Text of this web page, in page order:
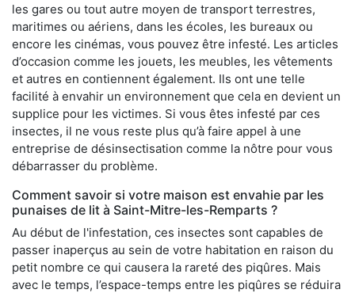
les gares ou tout autre moyen de transport terrestres,
maritimes ou aériens, dans les écoles, les bureaux ou
encore les cinémas, vous pouvez être infesté. Les articles
d’occasion comme les jouets, les meubles, les vêtements
et autres en contiennent également. Ils ont une telle
facilité à envahir un environnement que cela en devient un
supplice pour les victimes. Si vous êtes infesté par ces
insectes, il ne vous reste plus qu’à faire appel à une
entreprise de désinsectisation comme la nôtre pour vous
débarrasser du problème.
Comment savoir si votre maison est envahie par les
punaises de lit à Saint-Mitre-les-Remparts ?
Au début de l'infestation, ces insectes sont capables de
passer inaperçus au sein de votre habitation en raison du
petit nombre ce qui causera la rareté des piqûres. Mais
avec le temps, l’espace-temps entre les piqûres se réduira